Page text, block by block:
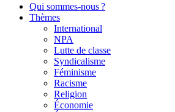
Qui sommes-nous ?
Thèmes
International
NPA
Lutte de classe
Syndicalisme
Féminisme
Racisme
Religion
Économie